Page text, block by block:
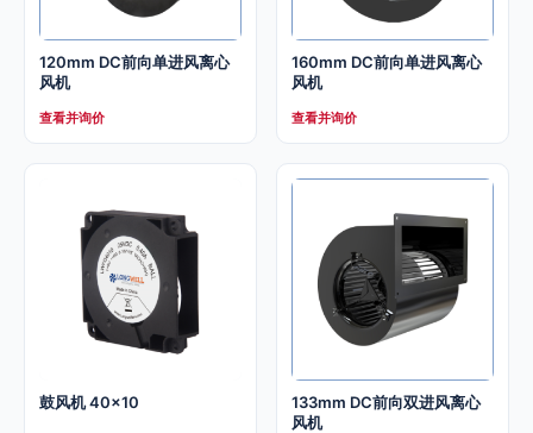
120mm DC前向单进风离心
风机
查看并询价
160mm DC前向单进风离心
风机
查看并询价
鼓风机 40×10
133mm DC前向双进风离心
风机